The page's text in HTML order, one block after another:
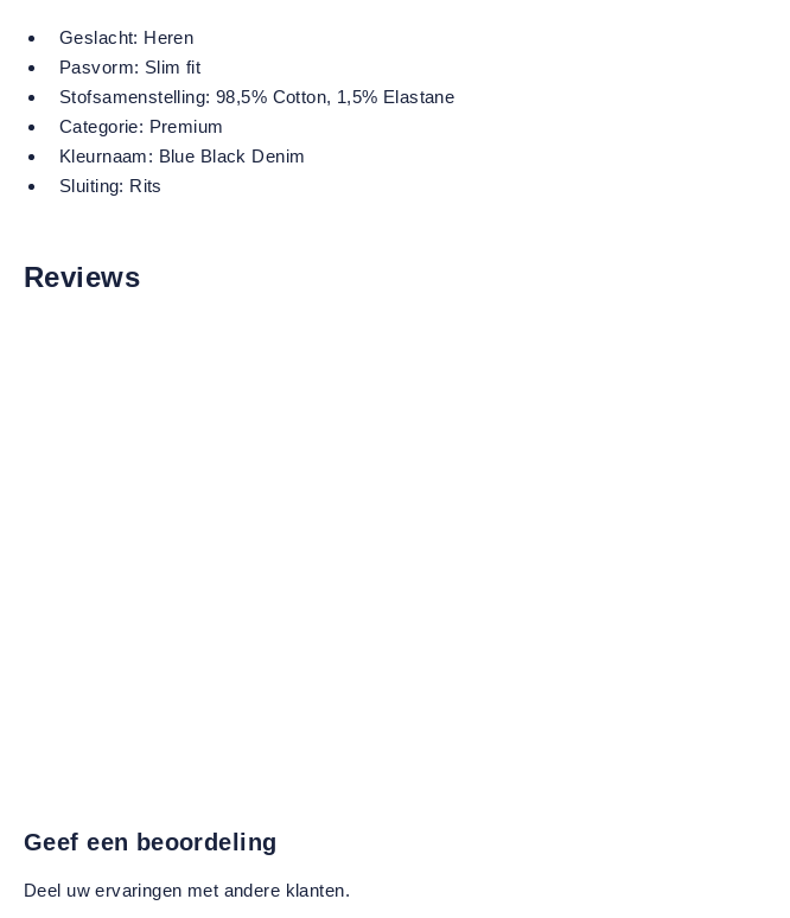
Geslacht: Heren
Pasvorm: Slim fit
Stofsamenstelling: 98,5% Cotton, 1,5% Elastane
Categorie: Premium
Kleurnaam: Blue Black Denim
Sluiting: Rits
Reviews
Geef een beoordeling
Deel uw ervaringen met andere klanten.